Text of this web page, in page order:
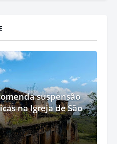
suspensão
na Igreja de São